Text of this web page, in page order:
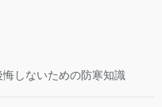
しないための防寒知識